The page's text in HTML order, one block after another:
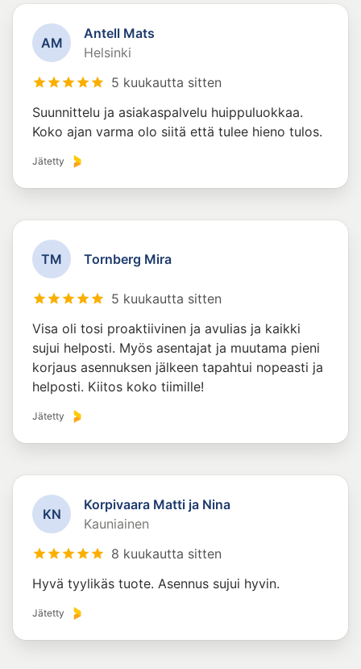
AM
Antell Mats
Helsinki
5 kuukautta sitten
Suunnittelu ja asiakaspalvelu huippuluokkaa.
Koko ajan varma olo siitä että tulee hieno tulos.
Jätetty
TM Tornberg Mira
5 kuukautta sitten
Visa oli tosi proaktiivinen ja avulias ja kaikki
sujui helposti. Myös asentajat ja muutama pieni
korjaus asennuksen jälkeen tapahtui nopeasti ja
helposti. Kiitos koko tiimille!
Jätetty
KN
Korpivaara Matti ja Nina
Kauniainen
8 kuukautta sitten
Hyvä tyylikäs tuote. Asennus sujui hyvin.
Jätetty